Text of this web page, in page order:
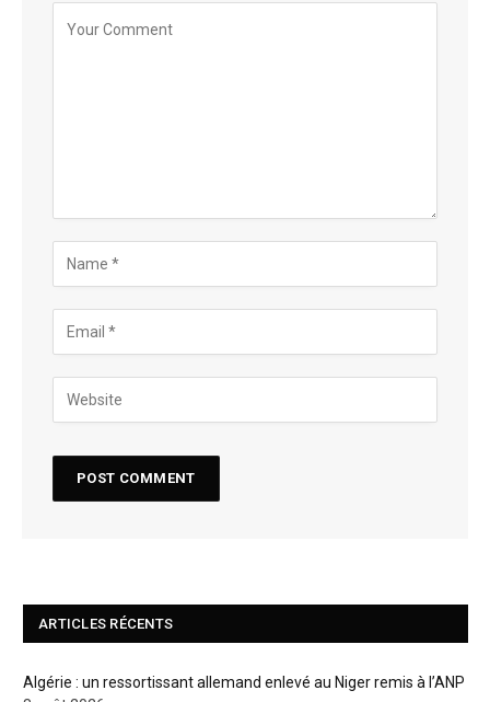
ARTICLES RÉCENTS
Algérie : un ressortissant allemand enlevé au Niger remis à l’ANP